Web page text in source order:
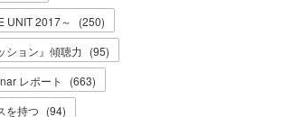
UNIT 2017～
(250)
ション』傾聴力 (95)
レポート
(663)
を持つ (94)